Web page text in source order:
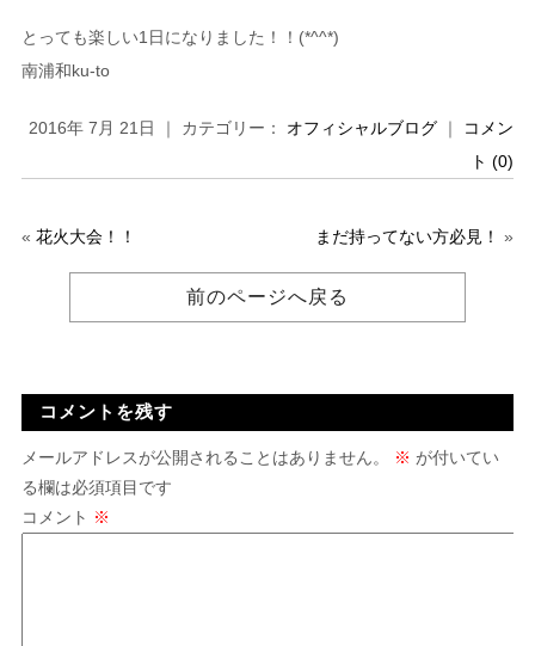
とっても楽しい1日になりました！！(*^^*)
南浦和ku-to
2016年 7月 21日 ｜ カテゴリー： オフィシャルブログ ｜ コメン
ト (0)
« 花火大会！！ まだ持ってない方必見！ »
前のページへ戻る
コメントを残す
メールアドレスが公開されることはありません。 ※ が付いてい
る欄は必須項目です
コメント ※